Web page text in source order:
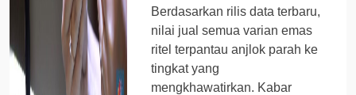
Berdasarkan rilis data terbaru,
nilai jual semua varian emas
ritel terpantau anjlok parah ke
tingkat yang
mengkhawatirkan. Kabar